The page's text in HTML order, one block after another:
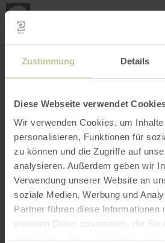
Zustimmung Details
Diese Webseite verwendet
Wir verwenden Cookies, um
personalisieren, Funktionen für
zu können und die Zugriffe auf
analysieren. Außerdem geben wir
Verwendung unserer Website an
soziale Medien, Werbung und
Partner führen diese Informationen
weiteren Daten zusammen, die Sie